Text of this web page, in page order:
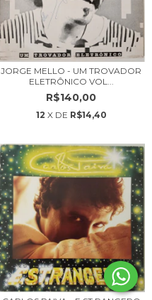
JORGE MELLO - UM TROVADOR
ELETRÔNICO VOL...
R$140,00
12 X DE R$14,40